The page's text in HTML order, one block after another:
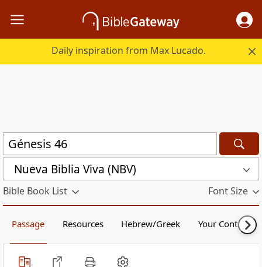
Daily inspiration from Max Lucado.
Nueva Biblia Viva (NBV)
Bible Book List Font Size
Passage Resources Hebrew/Greek Your Content